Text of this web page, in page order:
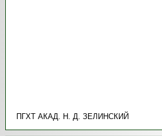
ПГХТ АКАД. Н. Д. ЗЕЛИНСКИЙ